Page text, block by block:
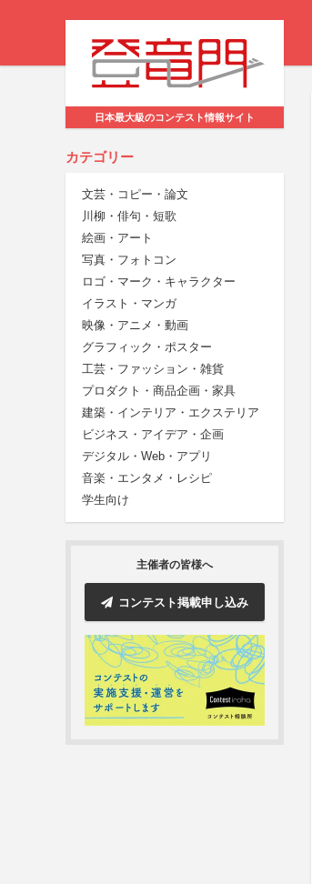
日本最大級のコンテスト情報サイト
カテゴリー
文芸・コピー・論文
川柳・俳句・短歌
絵画・アート
写真・フォトコン
ロゴ・マーク・キャラクター
イラスト・マンガ
映像・アニメ・動画
グラフィック・ポスター
工芸・ファッション・雑貨
プロダクト・商品企画・家具
建築・インテリア・エクステリア
ビジネス・アイデア・企画
デジタル・Web・アプリ
音楽・エンタメ・レシピ
学生向け
主催者の皆様へ
コンテスト掲載申し込み